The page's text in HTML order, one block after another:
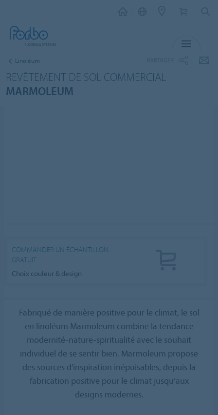
Linoléum
REVÊTEMENT DE SOL COMMERCIAL
MARMOLEUM
COMMANDER UN ÉCHANTILLON
GRATUIT
Choix couleur & design
Fabriqué de manière positive pour le climat, le sol
en linoléum Marmoleum combine la tendance
modernité-nature-spiritualité avec le souhait
individuel de se sentir bien. Marmoleum propose
des sources d’inspiration inépuisables, depuis la
fabrication positive pour le climat jusqu’aux
designs modernes.